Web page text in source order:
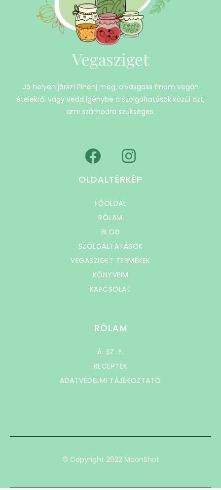
Vegasziget
Jó helyen jársz! Pihenj meg, olvasgass finom vegán
ételekről vagy vedd igénybe a szolgáltatások közül azt,
ami számodra szükséges.
OLDALTÉRKÉP
FŐOLDAL
RÓLAM
BLOG
SZOLGÁLTATÁSOK
VEGASZIGET TERMÉKEK
KÖNYVEIM
KAPCSOLAT
RÓLAM
Á. SZ. F.
RECEPTEK
ADATVÉDELMI TÁJÉKOZTATÓ
© Copyright 2022 MoonShot